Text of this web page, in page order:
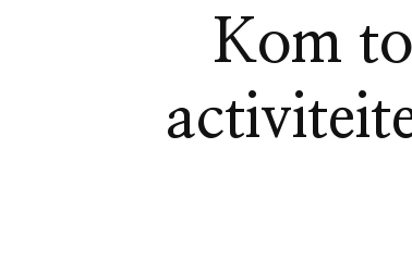
Kom